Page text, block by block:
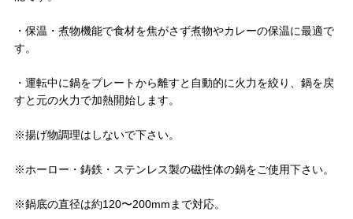
・保温・煮物機能で食材を焦がさず煮物やカレーの保温に最適で
す。
・運転中に鍋をプレートから離すと自動的に火力を絞り、鍋を戻
すと元の火力で加熱開始します。
※揚げ物調理はしないで下さい。
※ホーロー・鋳鉄・ステンレス製の磁性体の鍋をご使用下さい。
※鍋底の直径は約120〜200mmまで対応。